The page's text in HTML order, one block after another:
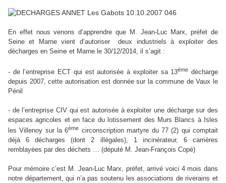
En effet nous venons d’apprendre que M. Jean-Luc Marx, préfet de
Seine et Marnevient d’autoriser deux industriels à exploiter des
décharges en Seine et Marne l e 30/12/2014, il s’agit :
- de l’entreprise ECT qui est autorisée à exploiter sa 13ème décharge
depuis 2007, cette autorisation est donnée sur la commune de Vaux le
Pénil
- de l’entreprise CIV qui est autorisée à exploiter une décharge sur des
espaces agricoles et en face du lotissement des Murs Blancs à Isles
les Villenoy sur la 6ème circonscription martyre du 77 (2) qui comptait
déjà 6 décharges (dont 2 illégales), 1 incinérateur, 6 carrières
remblayées par des déchets … (député M. Jean-François Copé)
Pour mémoire c’est M. Jean-Luc Marx, préfet, arrivé voici 4 mois dans
notre département, qui n’a pas soutenu les associations de riverains et